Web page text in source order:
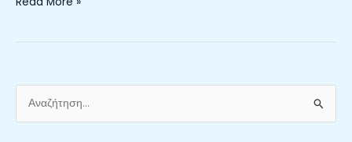
ΟΡΙΣΜΕΝΟΥ
ΧΡΟΝΟΥ
ΓΙΑ
ν